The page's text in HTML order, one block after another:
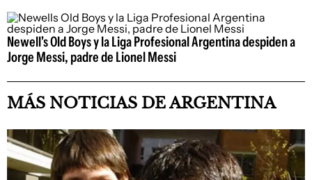
Newell's Old Boys y la Liga Profesional Argentina despiden a
Jorge Messi, padre de Lionel Messi
MÁS NOTICIAS DE ARGENTINA